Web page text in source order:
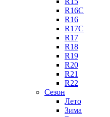
R16C
R16
R17C
R17
R18
R19
R20
R21
R22
Сезон
Лето
Зима